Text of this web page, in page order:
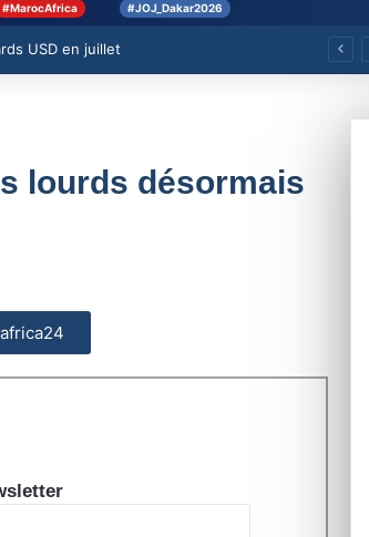
#MarocAfrica #JOJ_Dakar2026
USD en juillet
lourds désormais